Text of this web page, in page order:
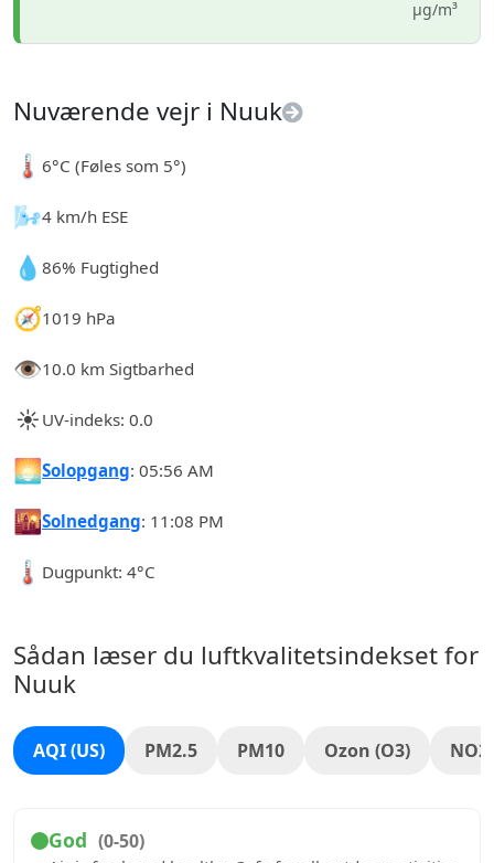
µg/m³
Nuværende vejr i Nuuk
🌡️6°C (Føles som 5°)
🌬️4 km/h ESE
💧86% Fugtighed
🧭1019 hPa
👁️10.0 km Sigtbarhed
☀️ UV-indeks: 0.0
🌅Solopgang: 05:56 AM
🌇Solnedgang: 11:08 PM
🌡️ Dugpunkt: 4°C
Sådan læser du luftkvalitetsindekset for
Nuuk
AQI (US) PM2.5 PM10 Ozon (O3) NO2
God (0-50)